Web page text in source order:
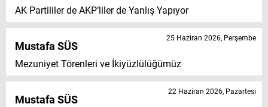
AK Partililer de AKP’liler de Yanlış Yapıyor
Mustafa SÜS
Mezuniyet Törenleri ve İkiyüzlülüğümüz
25 Haziran 2026, Perşembe
Mustafa SÜS
22 Haziran 2026, Pazartesi